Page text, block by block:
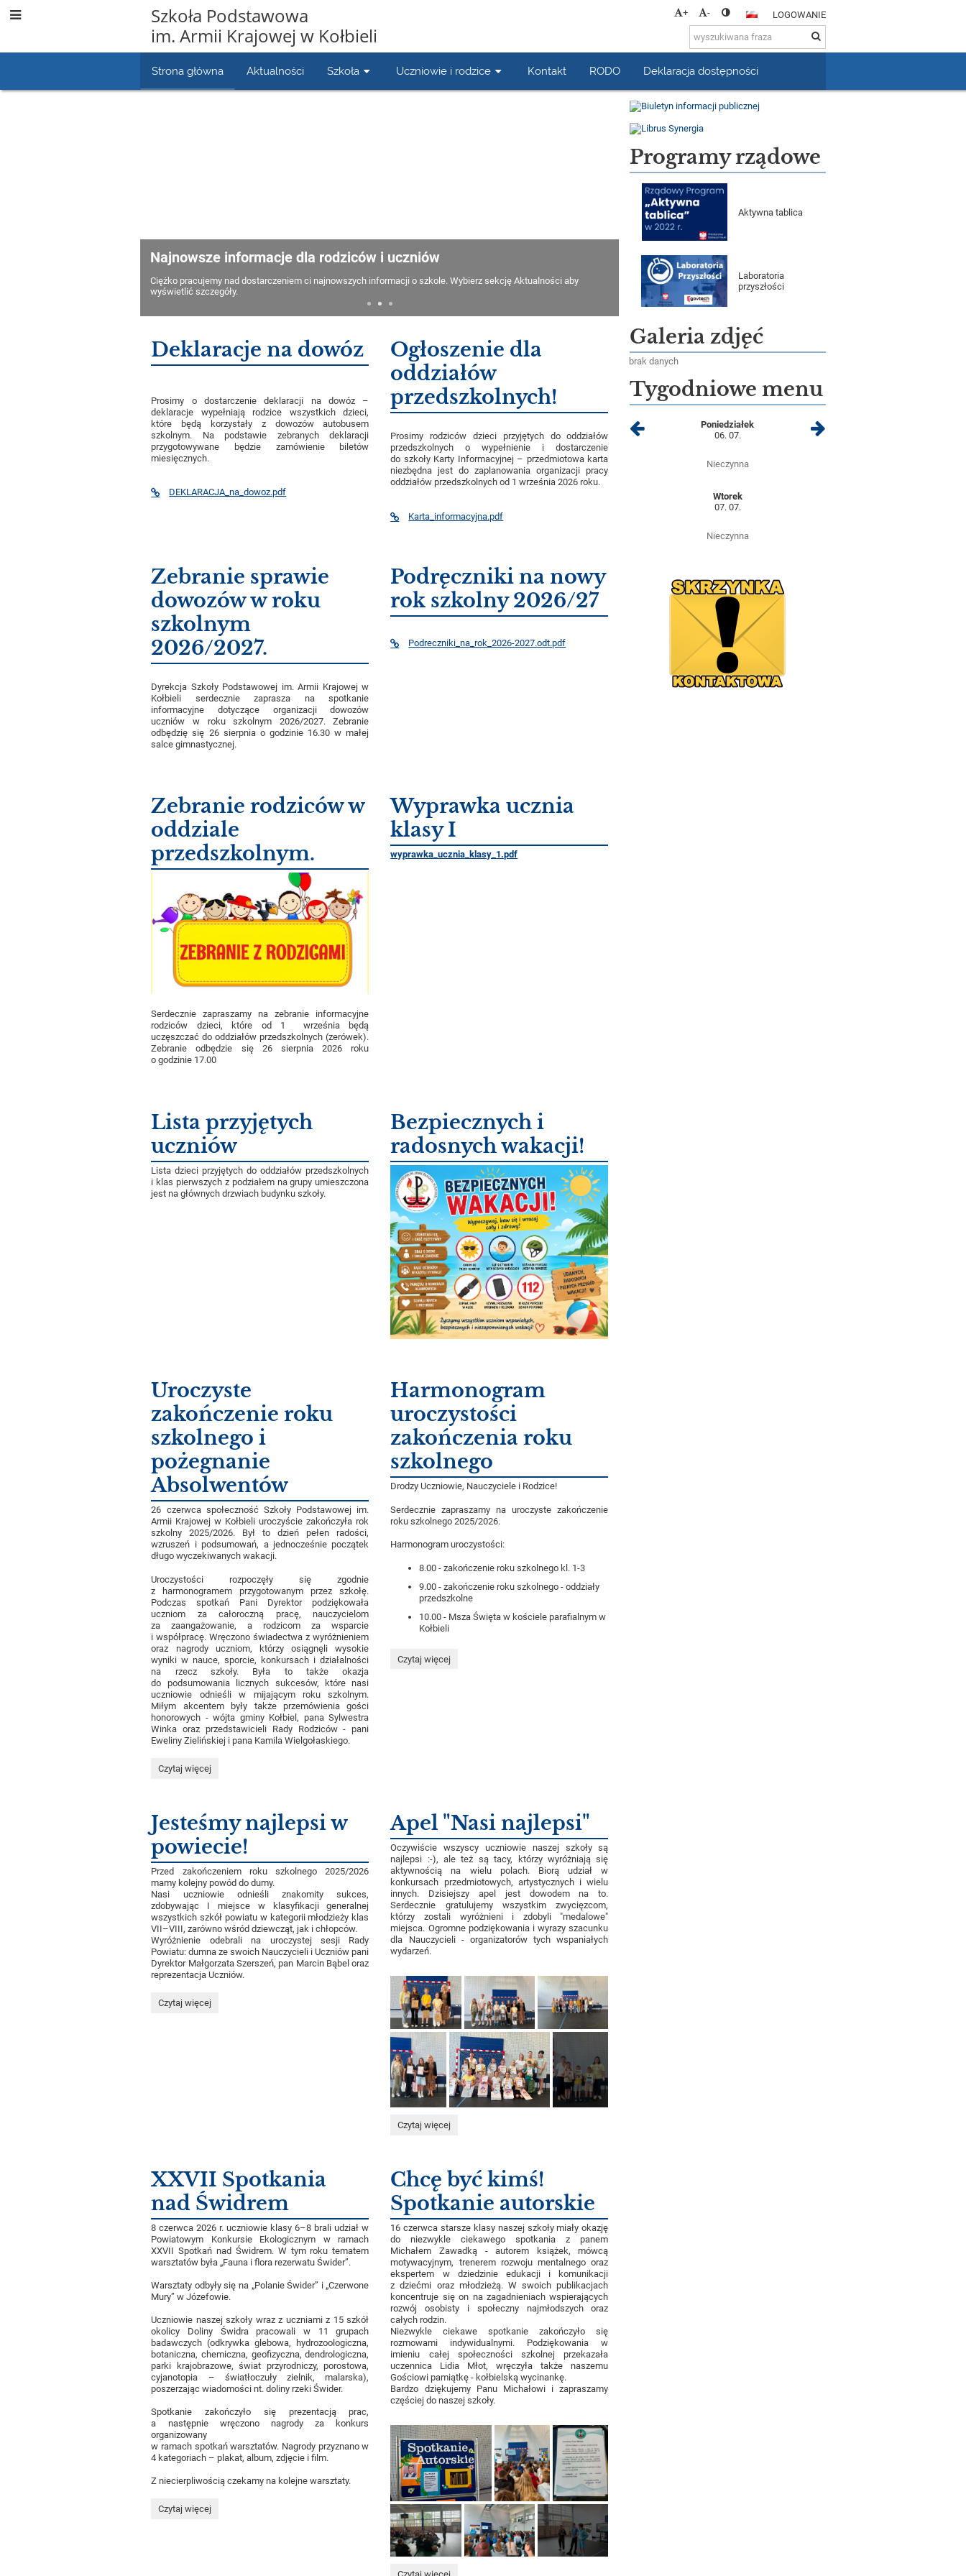
Szkoła Podstawowa
im. Armii Krajowej w Kołbieli
+ - LOGOWANIE
Strona główna Aktualności Szkoła Uczniowie i rodzice Kontakt RODO Deklaracja dostępności
Najnowsze informacje dla rodziców i uczniów
Ciężko pracujemy nad dostarczeniem ci najnowszych informacji o szkole. Wybierz sekcję Aktualności aby
wyświetlić szczegóły.
Deklaracje na dowóz
Prosimy o dostarczenie deklaracji na dowóz –
deklaracje wypełniają rodzice wszystkich dzieci,
które będą korzystały z dowozów autobusem
szkolnym. Na podstawie zebranych deklaracji
przygotowywane będzie zamówienie biletów
miesięcznych.
DEKLARACJA_na_dowoz.pdf
Ogłoszenie dla
oddziałów
przedszkolnych!
Prosimy rodziców dzieci przyjętych do oddziałów
przedszkolnych o wypełnienie i dostarczenie
do szkoły Karty Informacyjnej – przedmiotowa karta
niezbędna jest do zaplanowania organizacji pracy
oddziałów przedszkolnych od 1 września 2026 roku.
Karta_informacyjna.pdf
Zebranie sprawie
dowozów w roku
szkolnym
2026/2027.
Dyrekcja Szkoły Podstawowej im. Armii Krajowej w
Kołbieli serdecznie zaprasza na spotkanie
informacyjne dotyczące organizacji dowozów
uczniów w roku szkolnym 2026/2027. Zebranie
odbędzię się 26 sierpnia o godzinie 16.30 w małej
salce gimnastycznej.
Podręczniki na nowy
rok szkolny 2026/27
Podreczniki_na_rok_2026-2027.odt.pdf
Zebranie rodziców w
oddziale
przedszkolnym.
Serdecznie zapraszamy na zebranie informacyjne
rodziców dzieci, które od 1 września będą
uczęszczać do oddziałów przedszkolnych (zerówek).
Zebranie odbędzie się 26 sierpnia 2026 roku
o godzinie 17.00
Wyprawka ucznia
klasy I
wyprawka_ucznia_klasy_1.pdf
Lista przyjętych
uczniów
Lista dzieci przyjętych do oddziałów przedszkolnych
i klas pierwszych z podziałem na grupy umieszczona
jest na głównych drzwiach budynku szkoły.
Bezpiecznych i
radosnych wakacji!
Uroczyste
zakończenie roku
szkolnego i
pożegnanie
Absolwentów
26 czerwca społeczność Szkoły Podstawowej im.
Armii Krajowej w Kołbieli uroczyście zakończyła rok
szkolny 2025/2026. Był to dzień pełen radości,
wzruszeń i podsumowań, a jednocześnie początek
długo wyczekiwanych wakacji.
Uroczystości rozpoczęły się zgodnie
z harmonogramem przygotowanym przez szkołę.
Podczas spotkań Pani Dyrektor podziękowała
uczniom za całoroczną pracę, nauczycielom
za zaangażowanie, a rodzicom za wsparcie
i współpracę. Wręczono świadectwa z wyróżnieniem
oraz nagrody uczniom, którzy osiągnęli wysokie
wyniki w nauce, sporcie, konkursach i działalności
na rzecz szkoły. Była to także okazja
do podsumowania licznych sukcesów, które nasi
uczniowie odnieśli w mijającym roku szkolnym.
Miłym akcentem były także przemówienia gości
honorowych - wójta gminy Kołbiel, pana Sylwestra
Winka oraz przedstawicieli Rady Rodziców - pani
Eweliny Zielińskiej i pana Kamila Wielgołaskiego.
Uroczyste
pożegnanie
Absolwentów:
Czytaj więcej
Harmonogram
uroczystości
zakończenia roku
szkolnego
Drodzy Uczniowie, Nauczyciele i Rodzice!
Serdecznie zapraszamy na uroczyste zakończenie
roku szkolnego 2025/2026.
Harmonogram uroczystości:
8.00 - zakończenie roku szkolnego kl. 1-3
9.00 - zakończenie roku szkolnego - oddziały
przedszkolne
10.00 - Msza Święta w kościele parafialnym w
Kołbieli
Harmonogram
Czytaj więcej
Jesteśmy najlepsi w
powiecie!
Przed zakończeniem roku szkolnego 2025/2026
mamy kolejny powód do dumy.
Nasi uczniowie odnieśli znakomity sukces,
zdobywając I miejsce w klasyfikacji generalnej
wszystkich szkół powiatu w kategorii młodzieży klas
VII–VIII, zarówno wśród dziewcząt, jak i chłopców.
Wyróżnienie odebrali na uroczystej sesji Rady
Powiatu: dumna ze swoich Nauczycieli i Uczniów pani
Dyrektor Małgorzata Szerszeń, pan Marcin Bąbel oraz
reprezentacja Uczniów.
Jesteśmy
Czytaj więcej
Apel "Nasi najlepsi"
Oczywiście wszyscy uczniowie naszej szkoły są
najlepsi :-), ale też są tacy, którzy wyróżniają się
aktywnością na wielu polach. Biorą udział w
konkursach przedmiotowych, artystycznych i wielu
innych. Dzisiejszy apel jest dowodem na to.
Serdecznie gratulujemy wszystkim zwycięzcom,
którzy zostali wyróżnieni i zdobyli "medalowe"
miejsca. Ogromne podziękowania i wyrazy szacunku
dla Nauczycieli - organizatorów tych wspaniałych
wydarzeń.
Apel
Czytaj więcej
XXVII Spotkania
nad Świdrem
8 czerwca 2026 r. uczniowie klasy 6–8 brali udział w
Powiatowym Konkursie Ekologicznym w ramach
XXVII Spotkań nad Świdrem. W tym roku tematem
warsztatów była „Fauna i flora rezerwatu Świder”.
Warsztaty odbyły się na „Polanie Świder” i „Czerwone
Mury” w Józefowie.
Uczniowie naszej szkoły wraz z uczniami z 15 szkół
okolicy Doliny Świdra pracowali w 11 grupach
badawczych (odkrywka glebowa, hydrozoologiczna,
botaniczna, chemiczna, geofizyczna, dendrologiczna,
parki krajobrazowe, świat przyrodniczy, porostowa,
cyjanotopia – światłoczuły zielnik, malarska),
poszerzając wiadomości nt. doliny rzeki Świder.
Spotkanie zakończyło się prezentacją prac,
a następnie wręczono nagrody za konkurs
organizowany
w ramach spotkań warsztatów. Nagrody przyznano w
4 kategoriach – plakat, album, zdjęcie i film.
Z niecierpliwością czekamy na kolejne warsztaty.
XXVII
Czytaj więcej
Chcę być kimś!
Spotkanie autorskie
16 czerwca starsze klasy naszej szkoły miały okazję
do niezwykle ciekawego spotkania z panem
Michałem Zawadką - autorem książek, mówcą
motywacyjnym, trenerem rozwoju mentalnego oraz
ekspertem w dziedzinie edukacji i komunikacji
z dziećmi oraz młodzieżą. W swoich publikacjach
koncentruje się on na zagadnieniach wspierających
rozwój osobisty i społeczny najmłodszych oraz
całych rodzin.
Niezwykle ciekawe spotkanie zakończyło się
rozmowami indywidualnymi. Podziękowania w
imieniu całej społeczności szkolnej przekazała
uczennica Lidia Młot, wręczyła także naszemu
Gościowi pamiątkę - kołbielską wycinankę.
Bardzo dziękujemy Panu Michałowi i zapraszamy
częściej do naszej szkoły.
Chcę
Programy rządowe
Aktywna tablica
Laboratoria
przyszłości
Galeria zdjęć
brak danych
Tygodniowe menu
Poniedziałek
06. 07.
Nieczynna
Wtorek
07. 07.
Nieczynna